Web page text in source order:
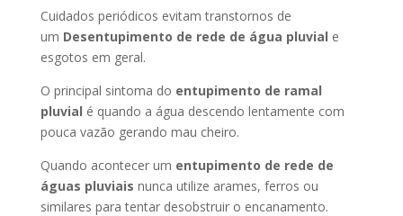
Cuidados periódicos evitam transtornos de
um Desentupimento de rede de água pluvial e
esgotos em geral.
O principal sintoma do entupimento de ramal
pluvial é quando a água descendo lentamente com
pouca vazão gerando mau cheiro.
Quando acontecer um entupimento de rede de
águas pluviais nunca utilize arames, ferros ou
similares para tentar desobstruir o encanamento.